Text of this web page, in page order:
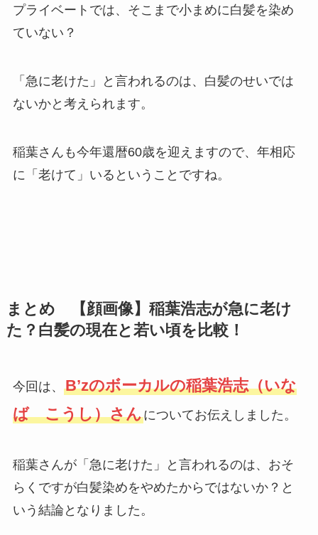
プライベートでは、そこまで小まめに白髪を染め
ていない？
「急に老けた」と言われるのは、白髪のせいでは
ないかと考えられます。
稲葉さんも今年還暦60歳を迎えますので、年相応
に「老けて」いるということですね。
まとめ 【顔画像】稲葉浩志が急に老け
た？白髪の現在と若い頃を比較！
今回は、 B’zのボーカルの稲葉浩志（いな
ば こうし）さんについてお伝えしました。
稲葉さんが「急に老けた」と言われるのは、おそ
らくですが白髪染めをやめたからではないか？と
いう結論となりました。